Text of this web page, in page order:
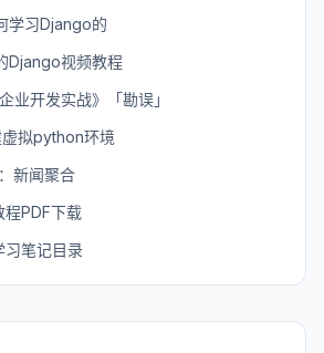
学习Django的
Django视频教程
业开发实战》「勘误」
拟python环境
新闻聚合
PDF下载
笔记目录